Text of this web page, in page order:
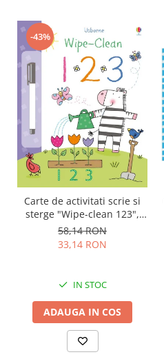
-43%
Carte de activitati scrie si
sterge "Wipe-clean 123",
reutilizabila, Usborne
58,14 RON
33,14 RON
IN STOC
ADAUGA IN COS